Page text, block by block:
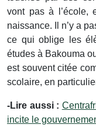
vont pas à l’école,
naissance. Il n’y a
ce qui oblige les
études à Bakouma
est souvent citée
scolaire, en
-Lire aussi :
incite le